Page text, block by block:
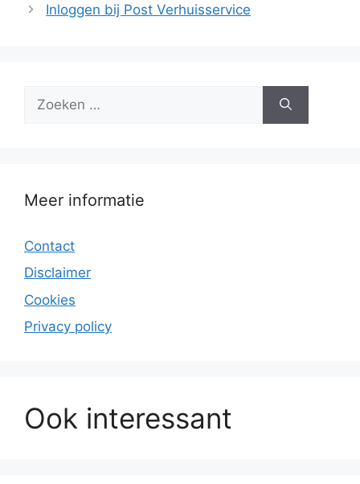
Inloggen bij Post Verhuisservice
naar:
Meer informatie
Contact
Disclaimer
Cookies
Privacy policy
Ook interessant